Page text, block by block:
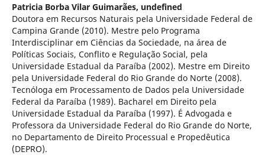
Patricia Borba Vilar Guimarães, undefined
Doutora em Recursos Naturais pela Universidade Federal de
Campina Grande (2010). Mestre pelo Programa
Interdisciplinar em Ciências da Sociedade, na área de
Políticas Sociais, Conflito e Regulação Social, pela
Universidade Estadual da Paraíba (2002). Mestre em Direito
pela Universidade Federal do Rio Grande do Norte (2008).
Tecnóloga em Processamento de Dados pela Universidade
Federal da Paraíba (1989). Bacharel em Direito pela
Universidade Estadual da Paraíba (1997). É Advogada e
Professora da Universidade Federal do Rio Grande do Norte,
no Departamento de Direito Processual e Propedêutica
(DEPRO).